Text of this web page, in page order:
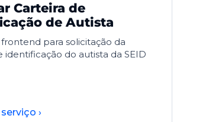
Carteira de
de Autista
para solicitação da
identificação do autista da SEID
›